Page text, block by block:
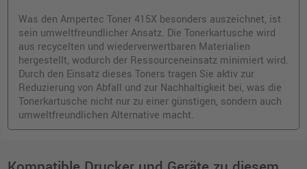
Was den Ampertec Toner 415X besonders auszeichnet, ist
sein umweltfreundlicher Ansatz. Die Tonerkartusche wird
aus recycelten und wiederverwertbaren Materialien
hergestellt, wodurch der Ressourceneinsatz minimiert wird.
Durch den Einsatz dieses Toners tragen Sie aktiv zur
Reduzierung von Abfall und zur Nachhaltigkeit bei, was die
Tonerkartusche nicht nur zu einer günstigen, sondern auch
umweltfreundlichen Alternative macht.